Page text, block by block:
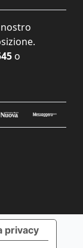
o
privacy